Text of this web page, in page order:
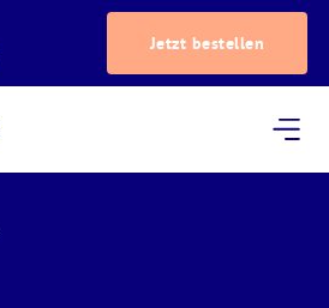
Jetzt bestellen